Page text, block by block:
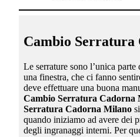
Cambio Serratura
Le serrature sono l’unica
una finestra, che ci fanno
deve effettuare una buona
Cambio Serratura Cadorna
Serratura Cadorna Milanosi
quando iniziamo ad avere dei
degli ingranaggi interni. Per